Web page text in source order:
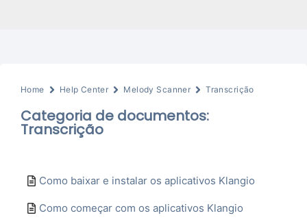
Home Help Center Melody Scanner Transcrição
Categoria de documentos:
Transcrição
Como baixar e instalar os aplicativos Klangio
Como começar com os aplicativos Klangio